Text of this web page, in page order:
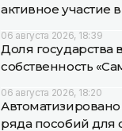
активное участие
06 августа 2026, 18:39
Доля государства
собственность
06 августа 2026, 18:20
ряда пособий для